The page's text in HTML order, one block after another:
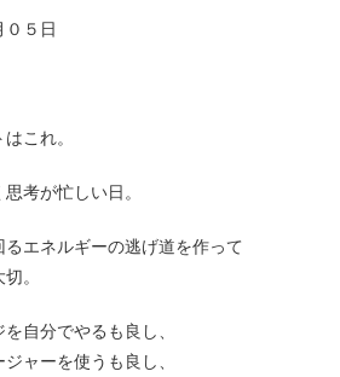
０５日
これ。
考が忙しい日。
エネルギーの逃げ道を作って
。
自分でやるも良し、
ャーを使うも良し、